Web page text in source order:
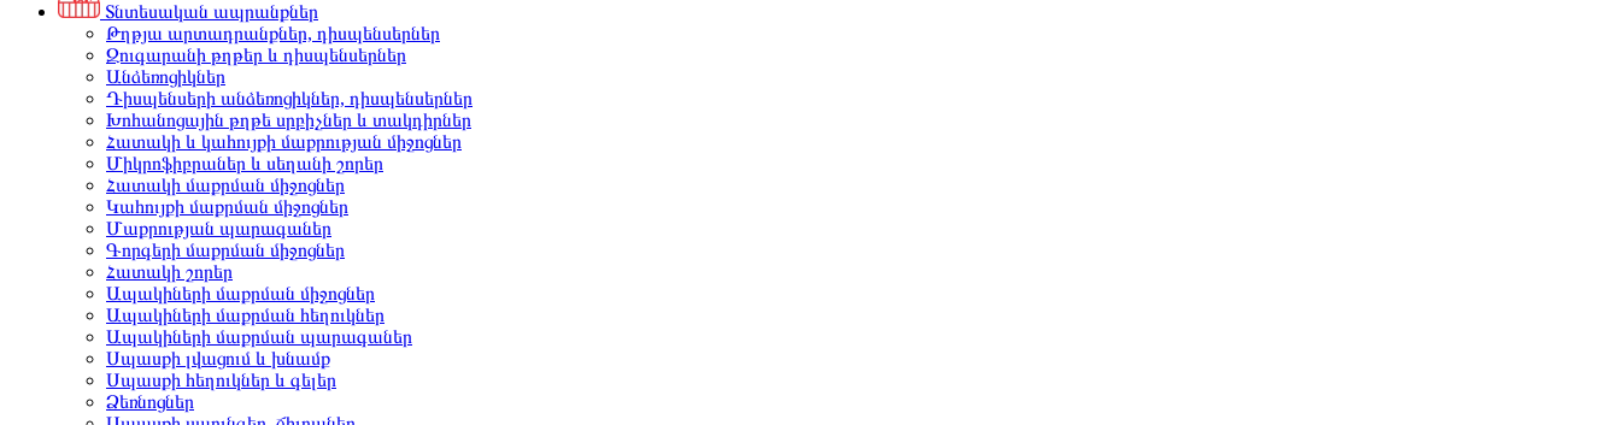
Տնտեսական ապրանքներ
Թղթյա արտադրանքներ, դիսպենսերներ
Զուգարանի թղթեր և դիսպենսերներ
Անձեռոցիկներ
Դիսպենսերի անձեռոցիկներ, դիսպենսերներ
Խոհանոցային թղթե սրբիչներ և տակդիրներ
Հատակի և կահույքի մաքրության միջոցներ
Միկրոֆիբրաներ և սեղանի շորեր
Հատակի մաքրման միջոցներ
Կահույքի մաքրման միջոցներ
Մաքրության պարագաներ
Գորգերի մաքրման միջոցներ
Հատակի շորեր
Ապակիների մաքրման միջոցներ
Ապակիների մաքրման հեղուկներ
Ապակիների մաքրման պարագաներ
Սպասքի լվացում և խնամք
Սպասքի հեղուկներ և գելեր
Ձեռնոցներ